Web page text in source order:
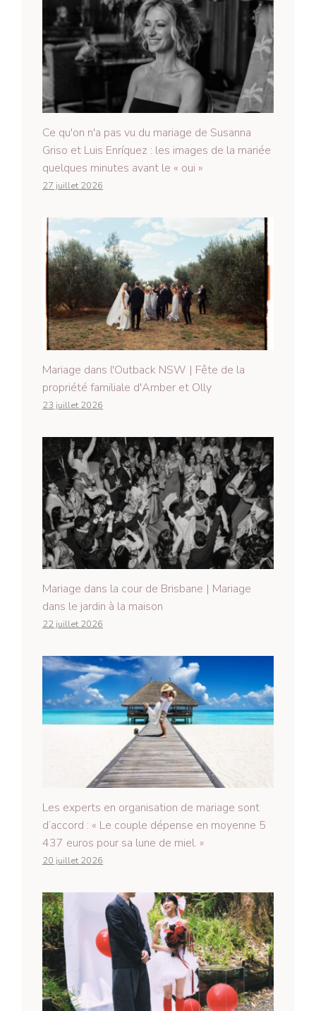
Ce qu'on n'a pas vu du mariage de Susanna
Griso et Luis Enríquez : les images de la mariée
quelques minutes avant le « oui »
27 juillet 2026
Mariage dans l'Outback NSW | Fête de la
propriété familiale d'Amber et Olly
23 juillet 2026
Mariage dans la cour de Brisbane | Mariage
dans le jardin à la maison
22 juillet 2026
Les experts en organisation de mariage sont
d’accord : « Le couple dépense en moyenne 5
437 euros pour sa lune de miel. »
20 juillet 2026